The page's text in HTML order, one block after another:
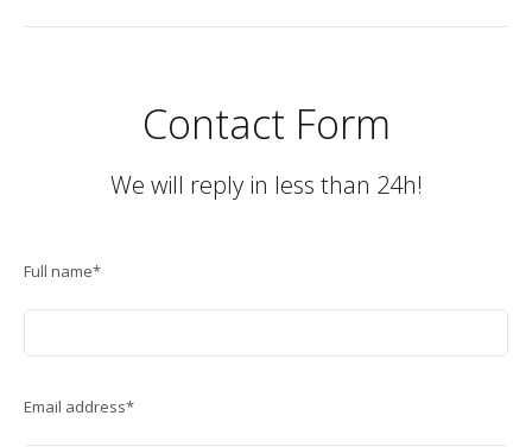
Contact Form
We will reply in less than 24h!
Full name*
Email address*